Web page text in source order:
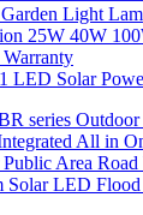
LED Solar